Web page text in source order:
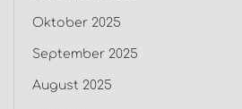
Oktober 2025
September 2025
August 2025